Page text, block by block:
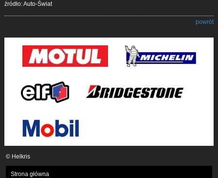
źródło: Auto-Świat
powrót
© Helkris
Strona główna